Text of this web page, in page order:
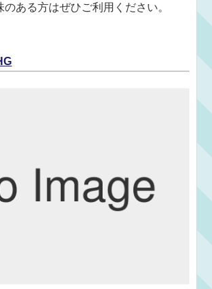
のある方はぜひご利用ください。